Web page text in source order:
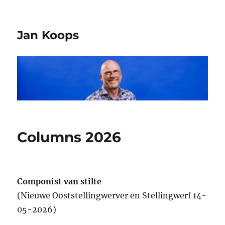
Jan Koops
Columns 2026
Componist van stilte
(Nieuwe Ooststellingwerver en Stellingwerf 14-
05-2026)